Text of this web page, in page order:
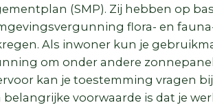
(SMP). Zij hebben op
flora- en
Als inwoner kun je
om onder andere
kan je toestemming vragen
belangrijke voorwaarde is dat je